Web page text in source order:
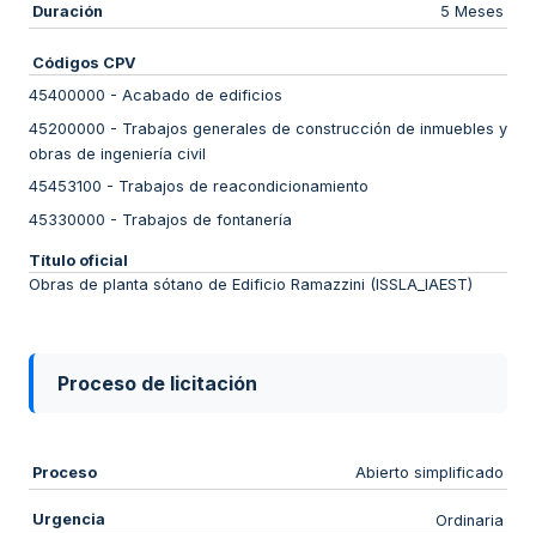
Duración 5 Meses
Códigos CPV
45400000 - Acabado de edificios
45200000 - Trabajos generales de construcción de inmuebles y
obras de ingeniería civil
45453100 - Trabajos de reacondicionamiento
45330000 - Trabajos de fontanería
Título oficial
Obras de planta sótano de Edificio Ramazzini (ISSLA_IAEST)
Proceso de licitación
Proceso Abierto simplificado
Urgencia Ordinaria